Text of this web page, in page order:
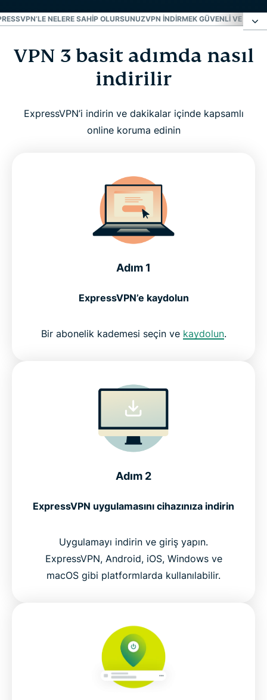
NELERE SAHIP OLURSUNUZVPN INDIRMEK GÜVENLI VE
VPN 3 basit adımda nasıl indirilir
Tüm platformlar için VPN indirin
VPN nedir ve neden önemlidir
VPN indirmek güvenli ve yasal mıdır?
Kullanıcılar ExpressVPN hakkında neler diyor
ExpressVPN’i deneyin
VPN 3 basit adımda nasıl
indirilir
ExpressVPN’i indirin ve dakikalar içinde kapsamlı
online koruma edinin
Adım 1
ExpressVPN’e kaydolun
Bir abonelik kademesi seçin ve kaydolun.
Adım 2
ExpressVPN uygulamasını cihazınıza indirin
Uygulamayı indirin ve giriş yapın.
ExpressVPN, Android, iOS, Windows ve
macOS gibi platformlarda kullanılabilir.